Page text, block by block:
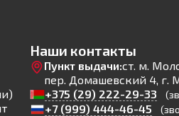
Наши контакты
Пункт выдачи:ст. м.
пер. Домашевский 4, г.
+375 (29) 222-29-33
+7 (999) 444-46-45